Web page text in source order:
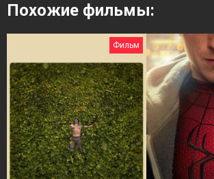
Похожие фильмы:
Фильм